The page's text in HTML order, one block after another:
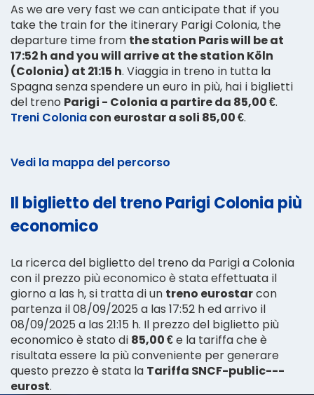
As we are very fast we can anticipate that if you
take the train for the itinerary Parigi Colonia, the
departure time from the station Paris will be at
17:52 h and you will arrive at the station Köln
(Colonia) at 21:15 h. Viaggia in treno in tutta la
Spagna senza spendere un euro in più, hai i biglietti
del treno Parigi - Colonia a partire da 85,00 €.
Treni Coloniacon eurostar a soli 85,00 €.
Vedi la mappa del percorso
Il biglietto del treno Parigi Colonia più
economico
La ricerca del biglietto del treno da Parigi a Colonia
con il prezzo più economico è stata effettuata il
giorno a las h, si tratta di un treno eurostarcon
partenza il 08/09/2025 a las 17:52 h ed arrivo il
08/09/2025 a las 21:15 h. Il prezzo del biglietto più
economico è stato di 85,00 €e la tariffa che è
risultata essere la più conveniente per generare
questo prezzo è stata la Tariffa SNCF-public---
eurost.